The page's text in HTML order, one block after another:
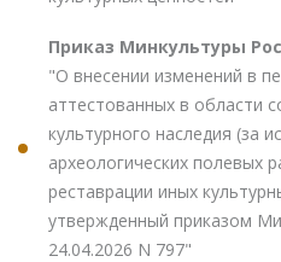
Приказ Минкультуры
"О внесении изменений в
аттестованных в области
культурного наследия (за
археологических полевых
реставрации иных
утвержденный приказом
24.04.2026 N 797"